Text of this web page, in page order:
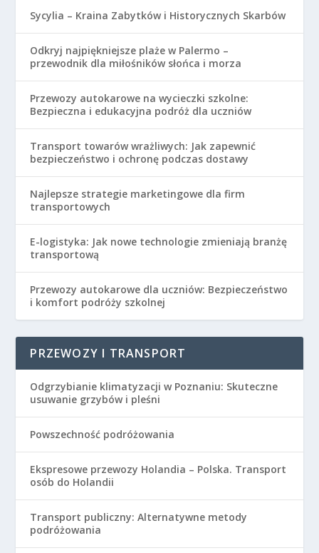
Sycylia – Kraina Zabytków i Historycznych Skarbów
Odkryj najpiękniejsze plaże w Palermo –
przewodnik dla miłośników słońca i morza
Przewozy autokarowe na wycieczki szkolne:
Bezpieczna i edukacyjna podróż dla uczniów
Transport towarów wrażliwych: Jak zapewnić
bezpieczeństwo i ochronę podczas dostawy
Najlepsze strategie marketingowe dla firm
transportowych
E-logistyka: Jak nowe technologie zmieniają branżę
transportową
Przewozy autokarowe dla uczniów: Bezpieczeństwo
i komfort podróży szkolnej
PRZEWOZY I TRANSPORT
Odgrzybianie klimatyzacji w Poznaniu: Skuteczne
usuwanie grzybów i pleśni
Powszechność podróżowania
Ekspresowe przewozy Holandia – Polska. Transport
osób do Holandii
Transport publiczny: Alternatywne metody
podróżowania